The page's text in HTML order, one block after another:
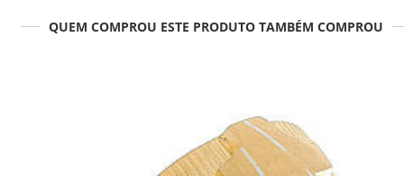
QUEM COMPROU ESTE PRODUTO TAMBÉM COMPROU